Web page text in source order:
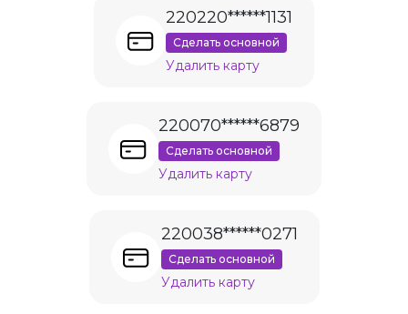
220220******1131
Сделать основной
Удалить карту
220070******6879
Сделать основной
Удалить карту
220038******0271
Сделать основной
Удалить карту